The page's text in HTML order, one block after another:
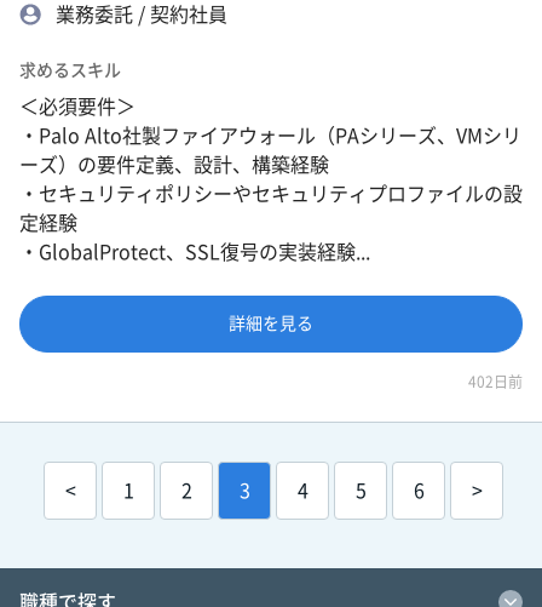
業務委託 / 契約社員
求めるスキル
＜必須要件＞
・Palo Alto社製ファイアウォール（PAシリーズ、VMシリ
ーズ）の要件定義、設計、構築経験
・セキュリティポリシーやセキュリティプロファイルの設
定経験
・GlobalProtect、SSL復号の実装経験...
詳細を見る
402日前
< 1 2 3 4 5 6 >
職種で探す